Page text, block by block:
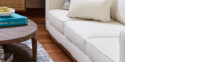
POLITÉCNICO
NACIONAL: LA GRAN
RETROSPECTIVA DE
GABRIEL OROZCO EN
EL MUSEO JUMEX